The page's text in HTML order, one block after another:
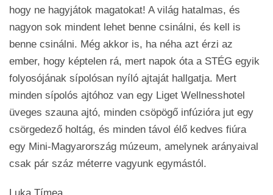
hogy ne hagyjátok magatokat! A világ hatalmas, és
nagyon sok mindent lehet benne csinálni, és kell is
benne csinálni. Még akkor is, ha néha azt érzi az
ember, hogy képtelen rá, mert napok óta a STÉG egyik
folyosójának sípolósan nyíló ajtaját hallgatja. Mert
minden sípolós ajtóhoz van egy Liget Wellnesshotel
üveges szauna ajtó, minden csöpögő infúzióra jut egy
csörgedező holtág, és minden távol élő kedves fiúra
egy Mini-Magyarország múzeum, amelynek arányaival
csak pár száz méterre vagyunk egymástól.